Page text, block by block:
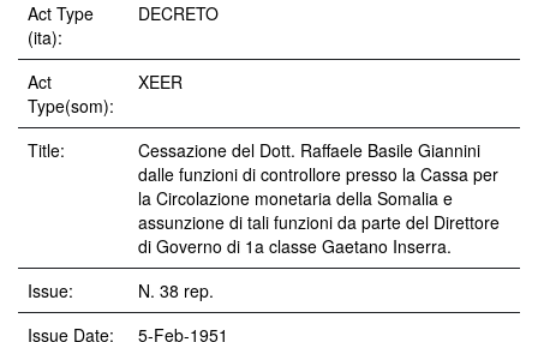
Act Type
(ita):
DECRETO
Act
Type(som):
XEER
Title:
Cessazione del Dott. Raffaele Basile Giannini
dalle funzioni di controllore presso la Cassa per
la Circolazione monetaria della Somalia e
assunzione di tali funzioni da parte del Direttore
di Governo di 1a classe Gaetano Inserra.
Issue:
N. 38 rep.
Issue Date:
5-Feb-1951